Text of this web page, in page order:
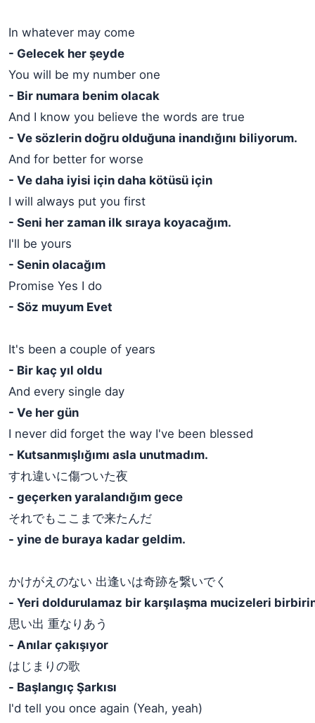
In whatever may come
- Gelecek her şeyde
You will be my number one
- Bir numara benim olacak
And I know you believe the words are true
- Ve sözlerin doğru olduğuna inandığını biliyorum.
And for better for worse
- Ve daha iyisi için daha kötüsü için
I will always put you first
- Seni her zaman ilk sıraya koyacağım.
I'll be yours
- Senin olacağım
Promise Yes I do
- Söz muyum Evet
It's been a couple of years
- Bir kaç yıl oldu
And every single day
- Ve her gün
I never did forget the way I've been blessed
- Kutsanmışlığımı asla unutmadım.
すれ違いに傷ついた夜
- geçerken yaralandığım gece
それでもここまで来たんだ
- yine de buraya kadar geldim.
かけがえのない 出逢いは奇跡を繋いでく
- Yeri doldurulamaz bir karşılaşma mucizeleri
思い出 重なりあう
- Anılar çakışıyor
はじまりの歌
- Başlangıç Şarkısı
I'd tell you once again (Yeah, yeah)